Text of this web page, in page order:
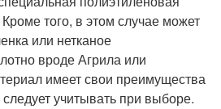
того, в этом случае может
или нетканое
вроде Агрила или
имеет свои преимущества
учитывать при выборе.